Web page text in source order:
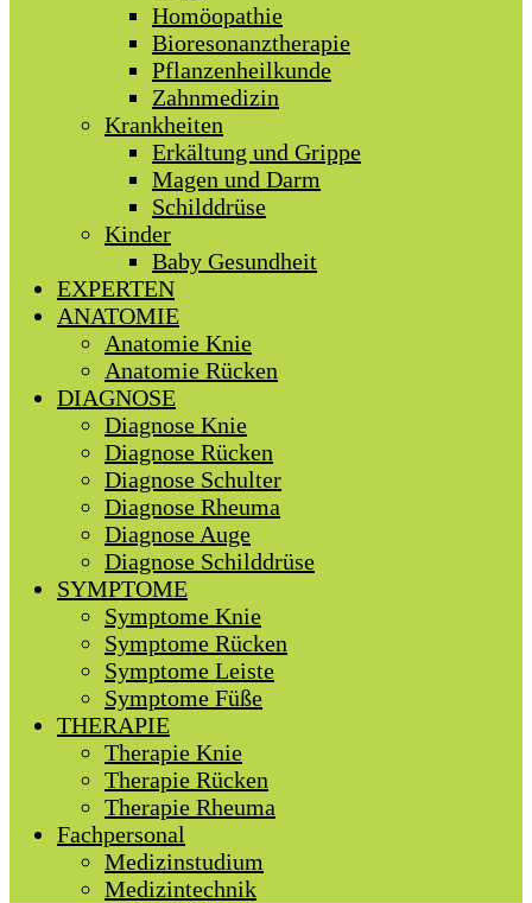
Homöopathie
Bioresonanztherapie
Pflanzenheilkunde
Zahnmedizin
Krankheiten
Erkältung und Grippe
Magen und Darm
Schilddrüse
Kinder
Baby Gesundheit
EXPERTEN
ANATOMIE
Anatomie Knie
Anatomie Rücken
DIAGNOSE
Diagnose Knie
Diagnose Rücken
Diagnose Schulter
Diagnose Rheuma
Diagnose Auge
Diagnose Schilddrüse
SYMPTOME
Symptome Knie
Symptome Rücken
Symptome Leiste
Symptome Füße
THERAPIE
Therapie Knie
Therapie Rücken
Therapie Rheuma
Fachpersonal
Medizinstudium
Medizintechnik